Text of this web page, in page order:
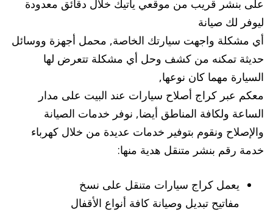
على بنشر قريب من موقعي يأتيك خلال دقائق معدودة
ليوفر لك صيانة
أي مشكلة واجهت سيارتك الخاصة, محمل أجهزة ووسائل
حديثة تمكنه من كشف وحل أي مشكلة تتعرض لها
السيارة مهما كان نوعها,
معكم عبر كراج أصلاح سيارات عند البيت على مدار
الساعة ولكافة المناطق أيضا, نوفر خدمات الصيانة
والإصلاح ونقوم بتوفير خدمات عديدة من خلال كهرباء
خدمة رقم بنشر متنقل هدية منها:
يعمل كراج سيارات متنقل على نسخ
مفاتيح تبديل وصيانة كافة أنواع الأقفال